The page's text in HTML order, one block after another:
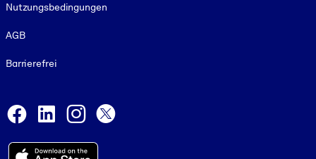
Nutzungsbedingungen
AGB
Barrierefrei
Facebook
LinkedInInstagram